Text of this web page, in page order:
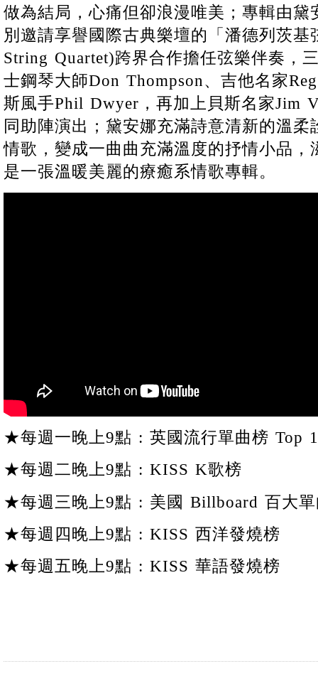
做為結局，心痛但卻浪漫唯美；專輯由黛
別邀請享譽國際古典樂壇的「潘德列茨基
String Quartet)跨界合作擔任弦樂伴奏，
士鋼琴大師Don Thompson、吉他名家
斯風手Phil Dwyer，再加上貝斯名家Jim
同助陣演出；黛安娜充滿詩意清新的溫
情歌，變成一曲曲充滿溫度的抒情小品，
是一張溫暖美麗的療癒系情歌專輯。
★每週一晚上9點 : 英國流行單曲榜 Top
★每週二晚上9點 : KISS K歌榜
★每週三晚上9點 : 美國 Billboard 百大
★每週四晚上9點 : KISS 西洋發燒榜
★每週五晚上9點 : KISS 華語發燒榜